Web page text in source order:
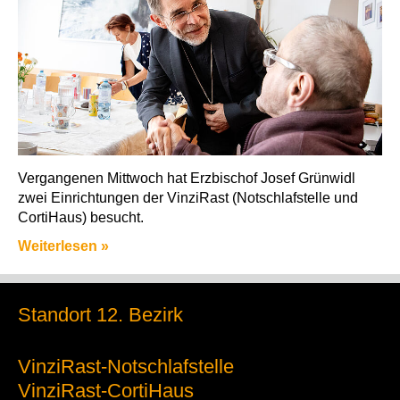
Vergangenen Mittwoch hat Erzbischof Josef Grünwidl
zwei Einrichtungen der VinziRast (Notschlafstelle und
CortiHaus) besucht.
Weiterlesen »
Standort 12. Bezirk
VinziRast-Notschlafstelle
VinziRast-CortiHaus